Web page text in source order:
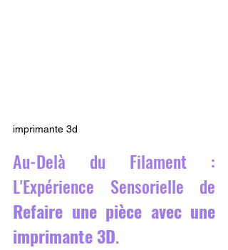
imprimante 3d
Au-Delà du Filament :
Refaire une pièce avec une
imprimante 3D.